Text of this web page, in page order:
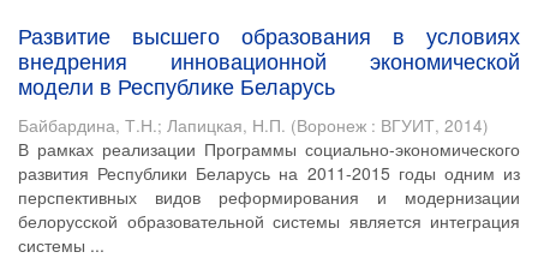
Развитие высшего образования в условиях
внедрения инновационной экономической
модели в Республике Беларусь
Байбардина, Т.Н.; Лапицкая, Н.П. (Воронеж : ВГУИТ, 2014)
В рамках реализации Программы социально-экономического
развития Республики Беларусь на 2011-2015 годы одним из
перспективных видов реформирования и модернизации
белорусской образовательной системы является интеграция
системы ...